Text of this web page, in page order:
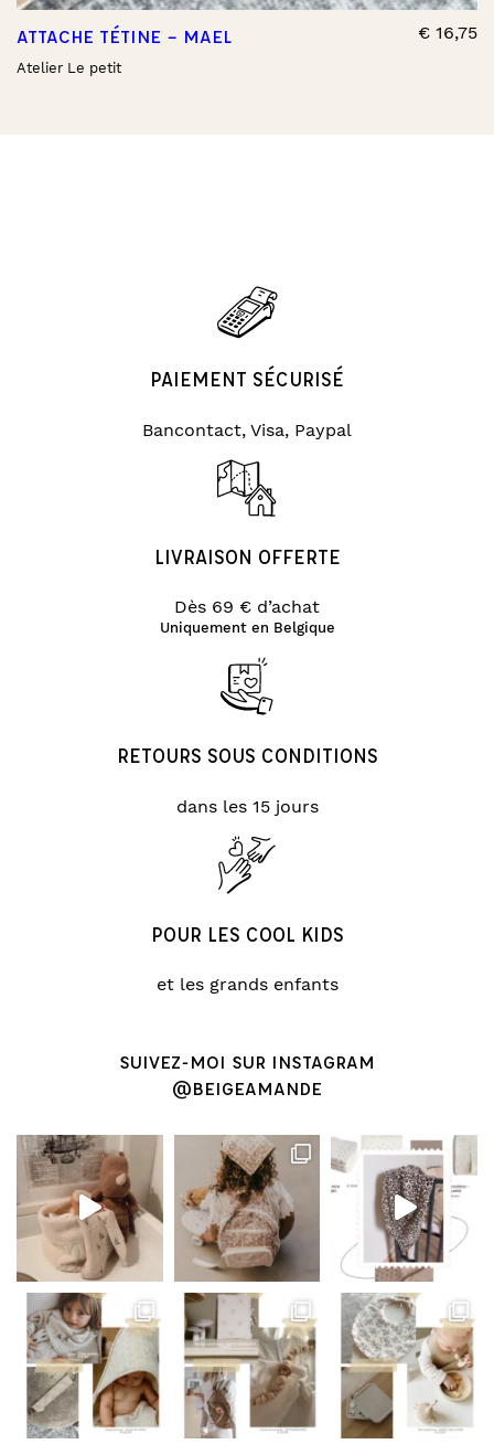
ATTACHE TÉTINE – MAEL
Atelier Le petit
€ 16,75
PAIEMENT SÉCURISÉ
Bancontact, Visa, Paypal
LIVRAISON OFFERTE
Dès 69 € d’achat
Uniquement en Belgique
RETOURS SOUS CONDITIONS
dans les 15 jours
POUR LES COOL KIDS
et les grands enfants
SUIVEZ-MOI SUR INSTAGRAM
@BEIGEAMANDE